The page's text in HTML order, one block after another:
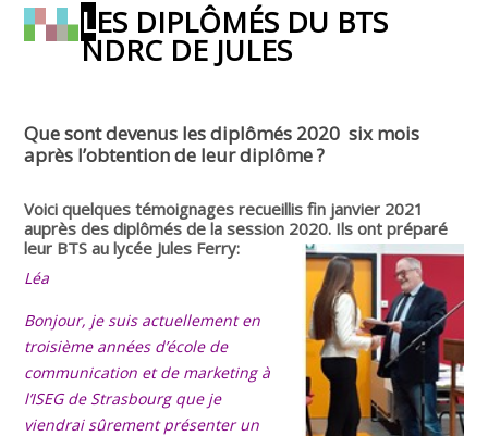
LES DIPLÔMÉS DU BTS
NDRC DE JULES
Que sont devenus les diplômés 2020 six mois
après l’obtention de leur diplôme ?
Voici quelques témoignages recueillis fin janvier 2021
auprès des diplômés de la session 2020. Ils ont préparé
leur BTS au lycée Jules Ferry:
Léa
Bonjour, je suis actuellement en
troisième années d’école de
communication et de marketing à
l’ISEG de Strasbourg que je
viendrai sûrement présenter un